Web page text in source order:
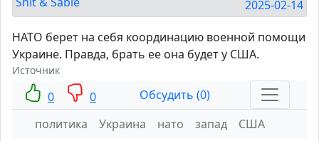
2025-02-14
НАТО берет на себя координацию военной помощи
Украине. Правда, брать ее она будет у США.
Источник
0 0
Обсудить (0)
политика
Украина нато запад США